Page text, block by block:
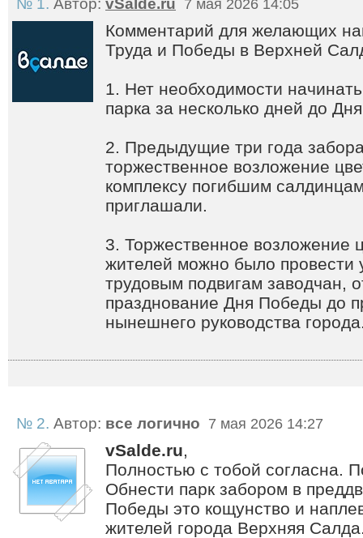
7 мая 2026 14:05
Комментарий для желающих
Труда и Победы в Верхней
1. Нет необходимости
парка за несколько дней до
2. Предыдущие три года
торжественное возложение
комплексу погибшим
приглашали.
3. Торжественное возложение
жителей можно было провести
трудовым подвигам заводчан,
празднование Дня Победы до
нынешнего руководства
№ 2. Автор: все логично 7 мая 2026 14:27
vSalde.ru,
Полностью с тобой согласна.
Обнести парк забором в
Победы это кощунство и
жителей города Верхняя